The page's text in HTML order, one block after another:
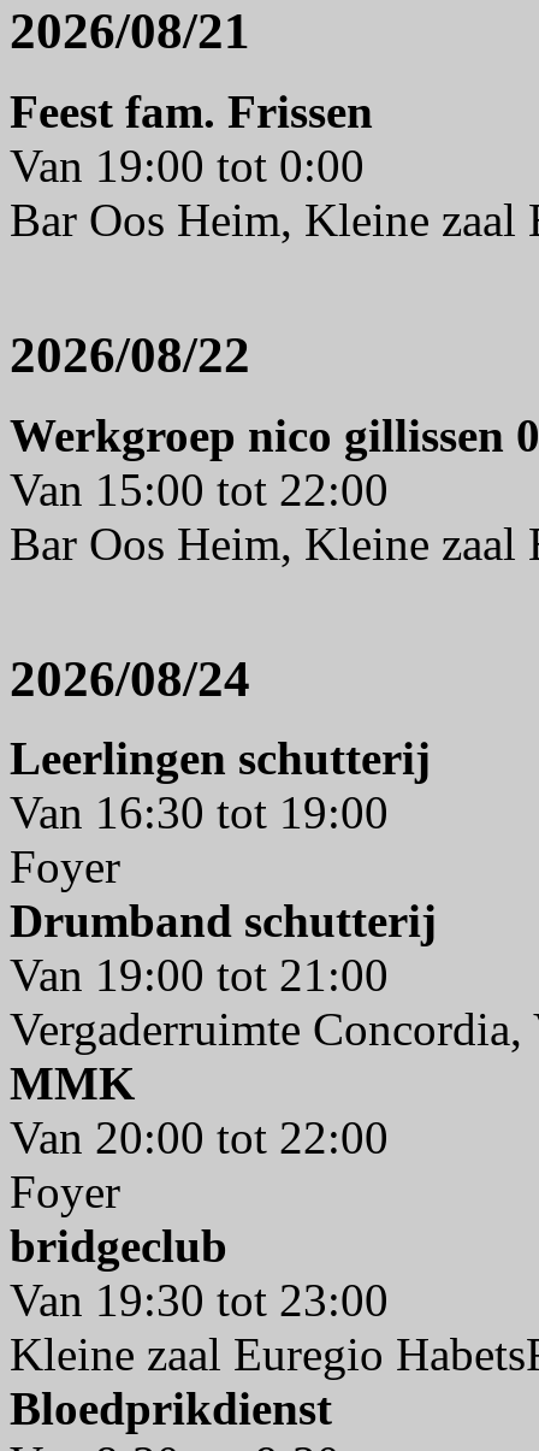
2026/08/21
Feest fam. Frissen
Van 19:00 tot 0:00
Bar Oos Heim, Kleine zaal
2026/08/22
Werkgroep nico gillissen
Van 15:00 tot 22:00
Bar Oos Heim, Kleine zaal
2026/08/24
Leerlingen schutterij
Van 16:30 tot 19:00
Foyer
Drumband schutterij
Van 19:00 tot 21:00
Vergaderruimte Concordia,
MMK
Van 20:00 tot 22:00
Foyer
bridgeclub
Van 19:30 tot 23:00
Kleine zaal Euregio
Bloedprikdienst